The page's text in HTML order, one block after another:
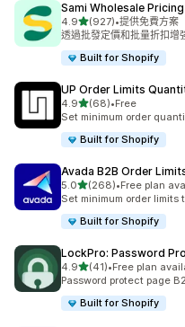
Sami Wholesale Pricing
4.9滿分 5 顆星
(927)
共有 927 則評價
•提供免費方案
透過批發定價和批量折扣增
Built for Shopify
UP Order Limits
4.9滿分 5 顆星
(68)
共有 68 則評價
•Free
Set minimum order
Built for Shopify
Avada B2B Order
5.0滿分 5 顆星
(268)
共有 268 則評價
•Free plan
Set minimum order limits
Built for Shopify
LockPro: Password
4.9滿分 5 顆星
(41)
共有 41 則評價
•Free plan
Password protect page
Built for Shopify